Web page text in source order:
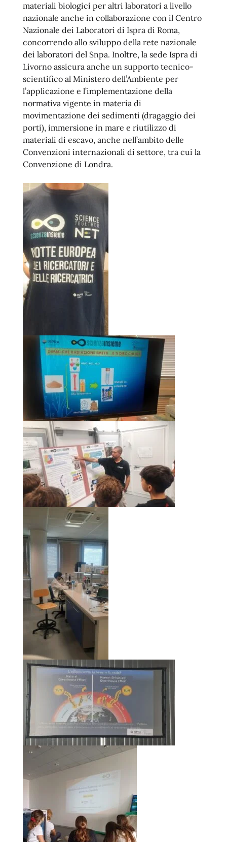
materiali biologici per altri laboratori a livello
nazionale anche in collaborazione con il Centro
Nazionale dei Laboratori di Ispra di Roma,
concorrendo allo sviluppo della rete nazionale
dei laboratori del Snpa. Inoltre, la sede Ispra di
Livorno assicura anche un supporto tecnico-
scientifico al Ministero dell’Ambiente per
l’applicazione e l’implementazione della
normativa vigente in materia di
movimentazione dei sedimenti (dragaggio dei
porti), immersione in mare e riutilizzo di
materiali di escavo, anche nell’ambito delle
Convenzioni internazionali di settore, tra cui la
Convenzione di Londra.